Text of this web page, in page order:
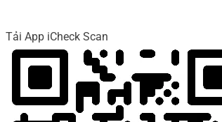
Tải App iCheck Scan